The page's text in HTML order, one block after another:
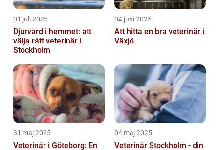
01 juli 2025
Djurvård i hemmet: att
välja rätt veterinär i
Stockholm
04 juni 2025
Att hitta en bra veterinär i
Växjö
31 maj 2025
Veterinär i Göteborg: En
04 maj 2025
Veterinär Stockholm - din